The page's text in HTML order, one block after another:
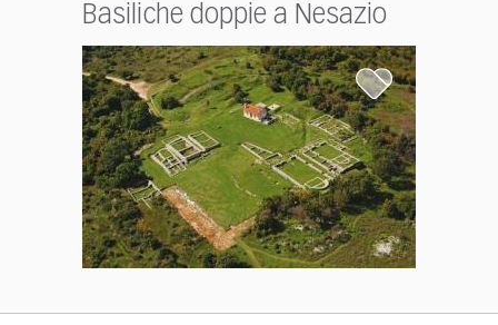
Basiliche doppie a Nesazio